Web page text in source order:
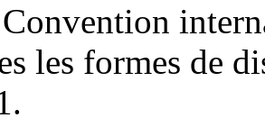
les formes de